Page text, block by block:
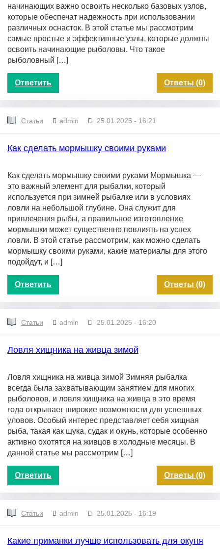
начинающих важно освоить несколько базовых узлов,
которые обеспечат надежность при использовании
различных оснасток. В этой статье мы рассмотрим
самые простые и эффективные узлы, которые должны
освоить начинающие рыболовы. Что такое
рыболовный […]
Ответить Ответы (0)
Статьи admin 25.01.2025 - 16:21
Как сделать мормышку своими руками
Как сделать мормышку своими руками Мормышка —
это важный элемент для рыбалки, который
используется при зимней рыбалке или в условиях
ловли на небольшой глубине. Она служит для
привлечения рыбы, а правильное изготовление
мормышки может существенно повлиять на успех
ловли. В этой статье рассмотрим, как можно сделать
мормышку своими руками, какие материалы для этого
подойдут, и […]
Ответить Ответы (0)
Статьи admin 25.01.2025 - 16:20
Ловля хищника на живца зимой
Ловля хищника на живца зимой Зимняя рыбалка
всегда была захватывающим занятием для многих
рыболовов, и ловля хищника на живца в это время
года открывает широкие возможности для успешных
уловов. Особый интерес представляет себя хищная
рыба, такая как щука, судак и окунь, которые особенно
активно охотятся на живцов в холодные месяцы. В
данной статье мы рассмотрим […]
Ответить Ответы (0)
Статьи admin 25.01.2025 - 16:19
Какие приманки лучше использовать для окуня